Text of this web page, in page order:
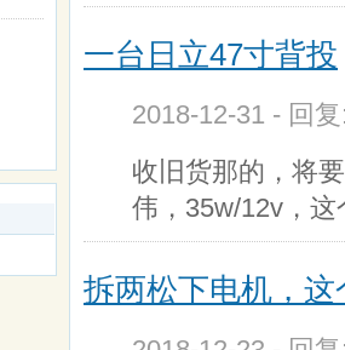
一台日立47寸背投
2018-12-31 - 回
收旧货那的，将
伟，35w/12v，
拆两松下电机，